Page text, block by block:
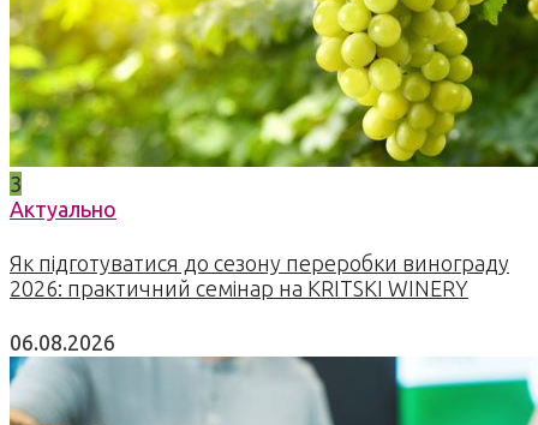
3
Актуально
Як підготуватися до сезону переробки винограду
2026: практичний семінар на KRITSKI WINERY
06.08.2026